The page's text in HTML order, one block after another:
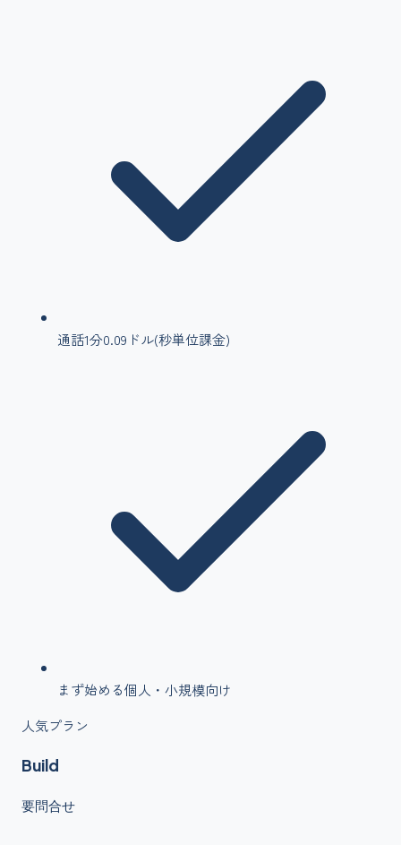
通話1分0.09ドル(秒単位課金)
まず始める個人・小規模向け
人気プラン
Build
要問合せ